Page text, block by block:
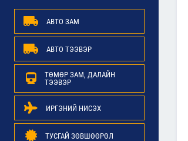
АВТО ЗАМ
АВТО ТЭЭВЭР
ТӨМӨР ЗАМ, ДАЛАЙН
ТЭЭВЭР
ИРГЭНИЙ НИСЭХ
ТУСГАЙ ЗӨВШӨӨРӨЛ